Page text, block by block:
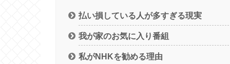
払い損している人が多すぎる現実
我が家のお気に入り番組
私がNHKを勧める理由